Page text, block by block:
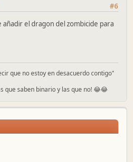
#6
añadir el dragon del zombicide para
que no estoy en desacuerdo contigo"
que saben binario y las que no! 😂😂